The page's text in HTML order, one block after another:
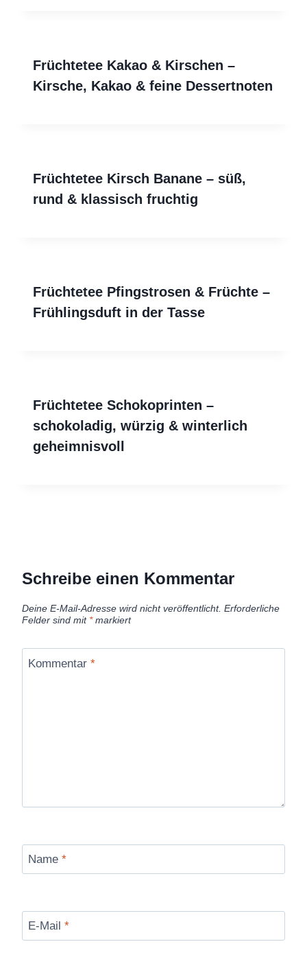
Früchtetee Kakao & Kirschen –
Kirsche, Kakao & feine Dessertnoten
Früchtetee Kirsch Banane – süß,
rund & klassisch fruchtig
Früchtetee Pfingstrosen & Früchte –
Frühlingsduft in der Tasse
Früchtetee Schokoprinten –
schokoladig, würzig & winterlich
geheimnisvoll
Schreibe einen Kommentar
Deine E-Mail-Adresse wird nicht veröffentlicht. Erforderliche
Felder sind mit *markiert
Kommentar *
Name *
E-Mail *